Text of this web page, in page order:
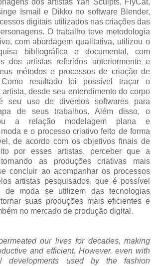
dos artistas Yan Sculpts, FlyCat,
Ismail e Dikko no software Blender,
digitais utilizados nas criações das
O trabalho teve metodologia
com abordagem qualitativa, utilizou o
bibliográfica e documental, com
dos artistas referidos anteriormente e
métodos e processos de criação de
resultado foi possível traçar o
desde seu entendimento do corpo
seu uso de diversos softwares para
de seus trabalhos. Além disso, o
a relação modelagem plana e
e o processo criativo feito de forma
de acordo com os objetivos finais de
por esses artistas, perceber que a
as produções criativas mais
concluir ao acompanhar os processos
artistas pesquisados, que é possível
de moda se utilizem das tecnologias
suas produções mais eficientes e
no mercado de produção digital.
our lives for decades, making
and efficient. However, even with
developments used by the fashion